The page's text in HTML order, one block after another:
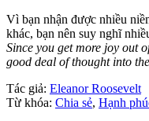
Vì bạn nhận được nhiều
khác, bạn nên suy nghĩ
Since you get more joy out
good deal of thought into
Tác giả: Eleanor Roosevelt
Từ khóa: Chia sẻ, Hạnh